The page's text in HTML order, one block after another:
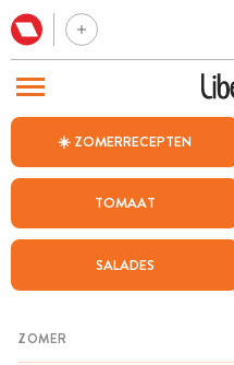
☀️ ZOMERRECEPTEN
TOMAAT
SALADES
BEZOEK ONZE ANDERE WEBSITES
WEEKMENU
CHAT MET MAIA
MIJN BEWAARDE RECEPTEN